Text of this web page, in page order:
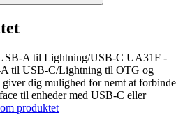
A til Lightning/USB-C UA31F -
til USB-C/Lightning til OTG og
dig mulighed for nemt at forbinde
til enheder med USB-C eller
produktet